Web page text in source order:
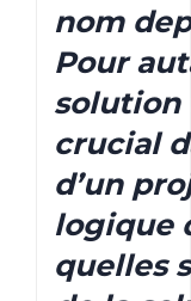
nom
Pour
solution
crucial
d’un
logique
quelles